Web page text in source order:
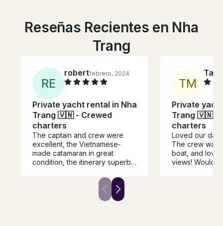
Reseñas Recientes en Nha
Trang
RE
robertfebrero, 2024
Private yacht rental in Nha
Trang 🇻🇳 - Crewed
charters
The captain and crew were
excellent, the Vietnamese-
made catamaran in great
condition, the itinerary superb
dinghy to beach, snorkeling),
the nature pretty, very good
value for money, and the day
TM
Private
Trang 🇻🇳 -
charters
Loved our day
The crew was
boat, and
views! Would